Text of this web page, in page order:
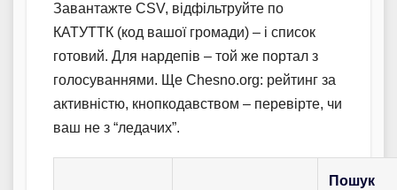
Завантажте CSV, відфільтруйте по
КАТУТТК (код вашої громади) – і список
готовий. Для нардепів – той же портал з
голосуваннями. Ще Chesno.org: рейтинг за
активністю, кнопкодавством – перевірте, чи
ваш не з “ледачих”.
Пошук